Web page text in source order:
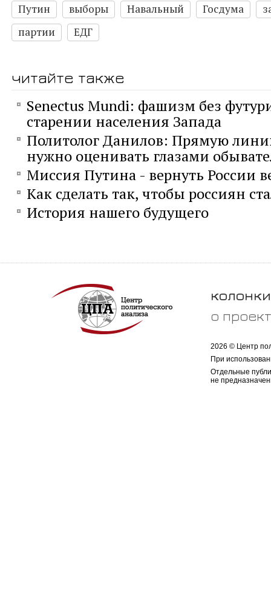
Путин выборы Навальный Госдума
партии
ЕДГ
читайте также
Senectus Mundi: фашизм без
старении населения Запада
Политолог Данилов: Прямую
нужно оценивать глазами
Миссия Путина - вернуть России
Как сделать так, чтобы россиян
История нашего будущего
колонки
о
2026 © Центр
При
Отдельные
не